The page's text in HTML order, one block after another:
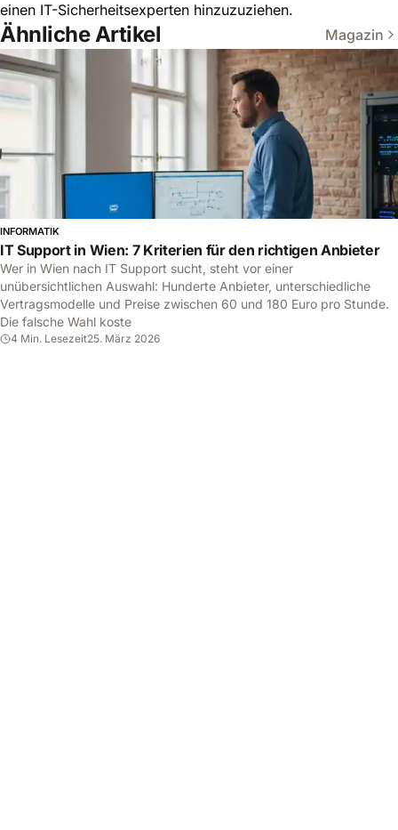
einen IT-Sicherheitsexperten hinzuzuziehen.
Ähnliche Artikel Magazin
INFORMATIK
IT Support in Wien: 7 Kriterien für den richtigen Anbieter
Wer in Wien nach IT Support sucht, steht vor einer
unübersichtlichen Auswahl: Hunderte Anbieter, unterschiedliche
Vertragsmodelle und Preise zwischen 60 und 180 Euro pro Stunde.
Die falsche Wahl koste
4 Min. Lesezeit25. März 2026